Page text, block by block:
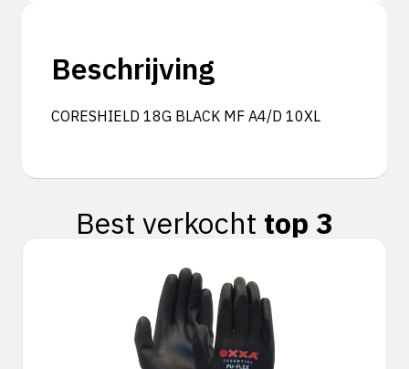
Beschrijving
CORESHIELD 18G BLACK MF A4/D 10XL
Best verkocht top 3